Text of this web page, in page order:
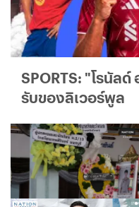
SPORTS: "โรนัล
รับของลิเวอร์พูล